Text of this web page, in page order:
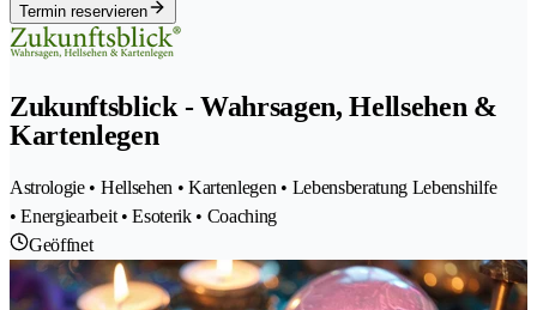
Termin reservieren
Zukunftsblick - Wahrsagen, Hellsehen &
Kartenlegen
Astrologie • Hellsehen • Kartenlegen • Lebensberatung Lebenshilfe
• Energiearbeit • Esoterik • Coaching
Geöffnet